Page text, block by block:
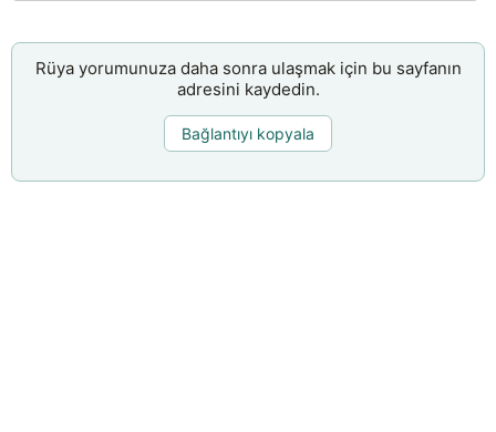
Rüya yorumunuza daha sonra ulaşmak için bu sayfanın
adresini kaydedin.
Bağlantıyı kopyala